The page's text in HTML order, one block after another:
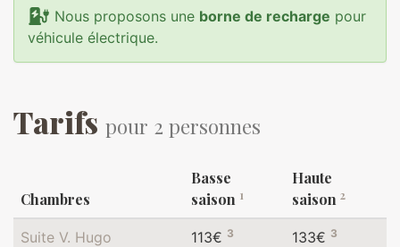
Nous proposons une borne de recharge pour
véhicule électrique.
Tarifs pour 2 personnes
Chambres
Basse
saison 1
Haute
saison 2
Suite V. Hugo 113€ 3 133€ 3